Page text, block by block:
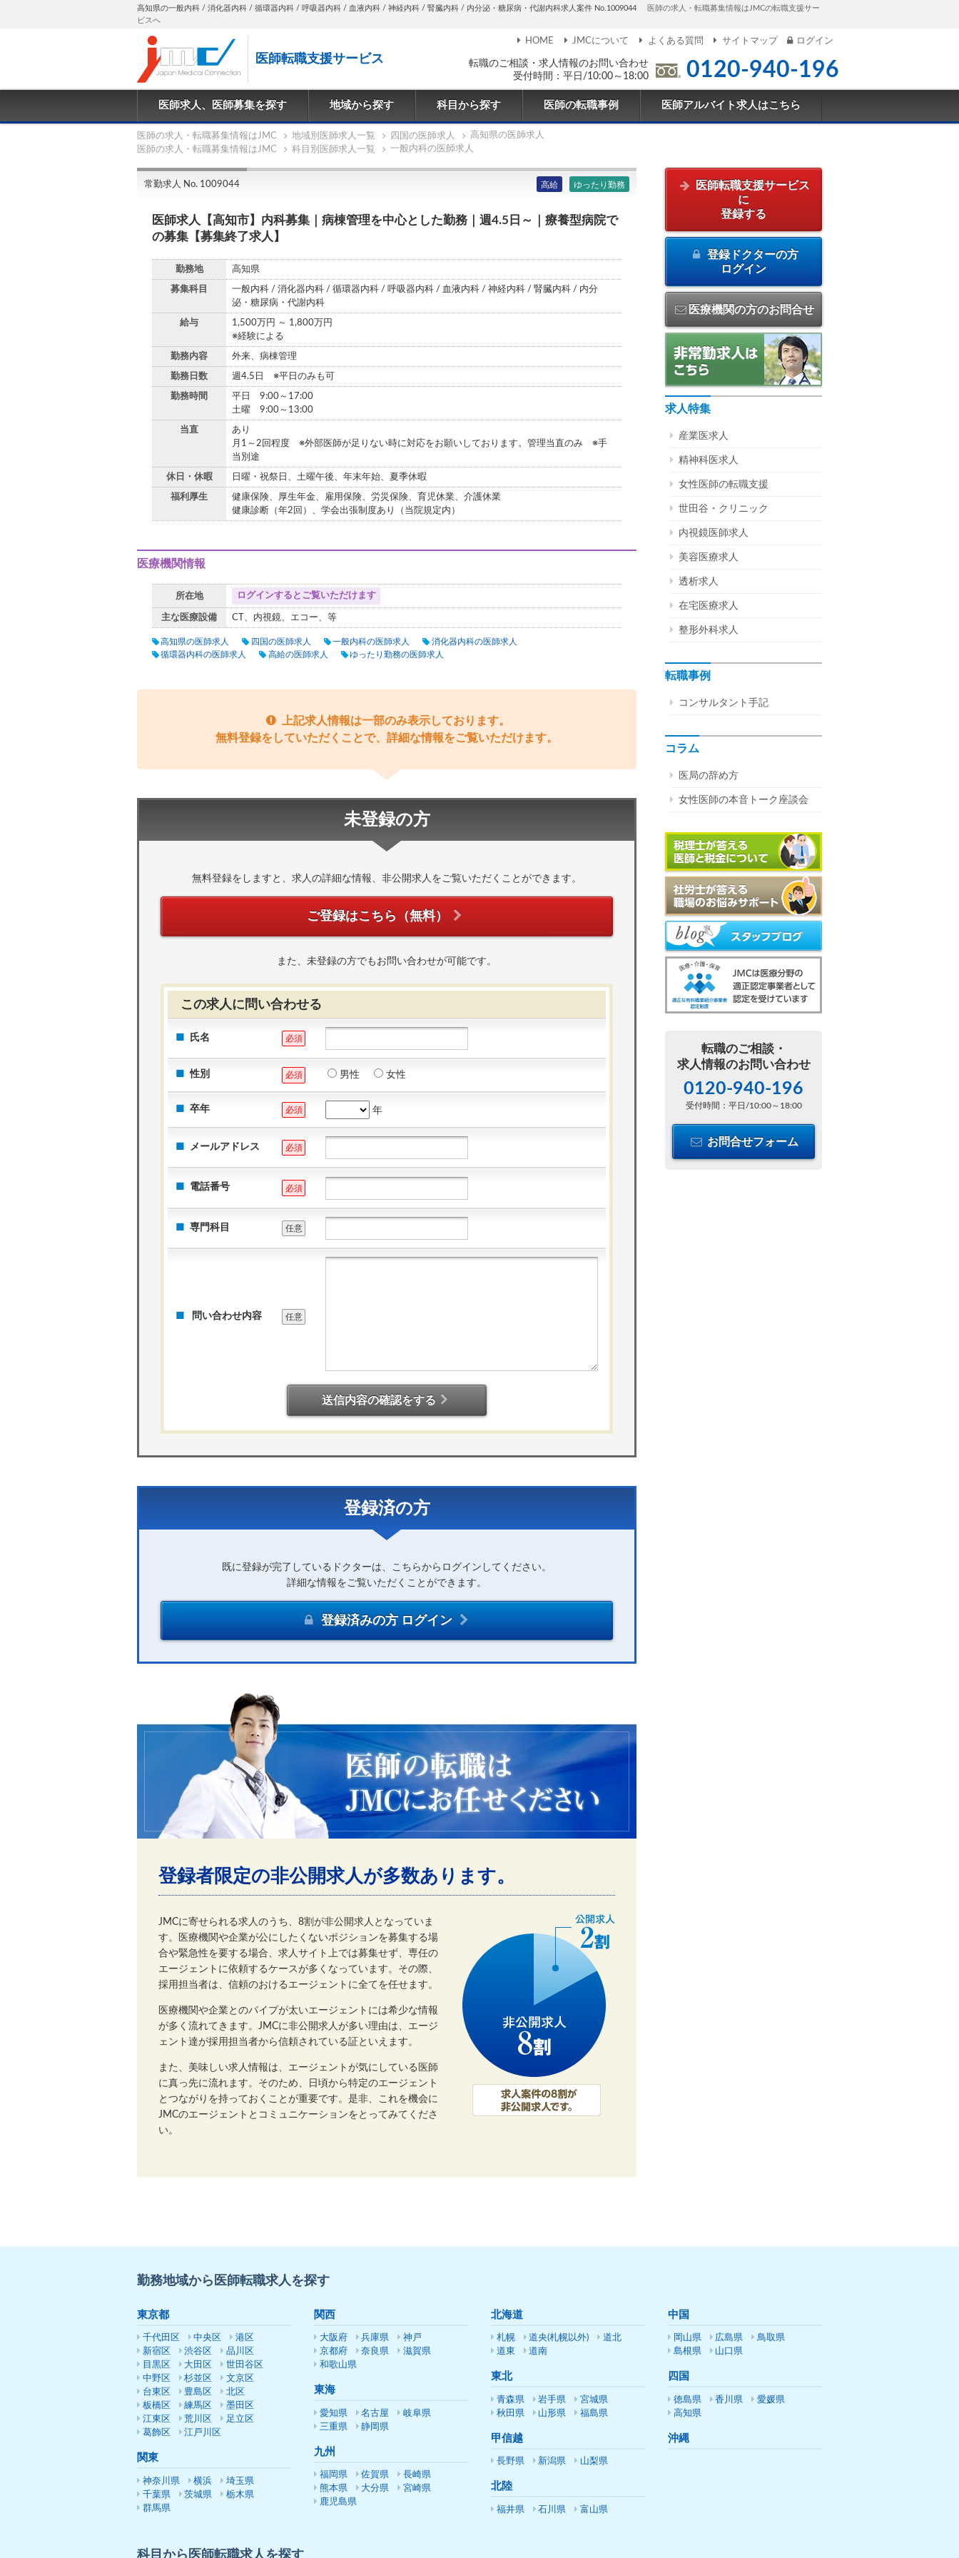
高知県の一般内科 / 消化器内科 / 循環器内科 / 呼吸器内科 / 血液内科 / 神経内科 / 腎臓内科 / 内分泌・糖尿病・代謝内科求人案件 No.1009044
医師の求人・転職募集情報はJMCの転職支援サー
ビスへ
医師転職支援サービス
転職のご相談・求人情報のお問い合わせ
受付時間：平日/10:00～18:00
0120-940-196
HOME JMCについて よくある質問 サイトマップ ログイン
医師求人、医師募集を探す 地域から探す 科目から探す 医師の転職事例 医師アルバイト求人はこちら
医師の求人・転職募集情報はJMC 地域別医師求人一覧 四国の医師求人
高知県の医師求人
医師の求人・転職募集情報はJMC
科目別医師求人一覧 一般内科の医師求人
常勤求人 No. 1009044 高給 ゆったり勤務
医師求人【高知市】内科募集｜病棟管理を中心とした勤務｜週4.5日～｜療養型病院で
の募集【募集終了求人】
勤務地 高知県
募集科目
一般内科 / 消化器内科 / 循環器内科 / 呼吸器内科 / 血液内科 / 神経内科 / 腎臓内科 / 内分
泌・糖尿病・代謝内科
給与
1,500万円 ～ 1,800万円
※経験による
勤務内容 外来、病棟管理
勤務日数 週4.5日 ※平日のみも可
勤務時間
平日 9:00～17:00
土曜 9:00～13:00
当直
あり
月1～2回程度 ※外部医師が足りない時に対応をお願いしております。管理当直のみ ※手
当別途
休日・休暇 日曜・祝祭日、土曜午後、年末年始、夏季休暇
福利厚生
健康保険、厚生年金、雇用保険、労災保険、育児休業、介護休業
健康診断（年2回）、学会出張制度あり（当院規定内）
医療機関情報
所在地 ログインするとご覧いただけます
主な医療設備 CT、内視鏡、エコー、等
高知県の医師求人 四国の医師求人 一般内科の医師求人
消化器内科の医師求人
循環器内科の医師求人
高給の医師求人 ゆったり勤務の医師求人
上記求人情報は一部のみ表示しております。
無料登録をしていただくことで、詳細な情報をご覧いただけます。
未登録の方
無料登録をしますと、求人の詳細な情報、非公開求人をご覧いただくことができます。
ご登録はこちら（無料）
また、未登録の方でもお問い合わせが可能です。
この求人に問い合わせる
氏名 必須
性別 必須 男性 女性
卒年 必須 年
メールアドレス 必須
電話番号 必須
専門科目 任意
問い合わせ内容 任意
送信内容の確認をする
登録済の方
既に登録が完了しているドクターは、こちらからログインしてください。
詳細な情報をご覧いただくことができます。
登録済みの方 ログイン
登録者限定の非公開求人が多数あります。
JMCに寄せられる求人のうち、8割が非公開求人となっていま
す。医療機関や企業が公にしたくないポジションを募集する場
合や緊急性を要する場合、求人サイト上では募集せず、専任の
エージェントに依頼するケースが多くなっています。その際、
採用担当者は、信頼のおけるエージェントに全てを任せます。
医療機関や企業とのパイプが太いエージェントには希少な情報
が多く流れてきます。JMCに非公開求人が多い理由は、エージ
ェント達が採用担当者から信頼されている証といえます。
また、美味しい求人情報は、エージェントが気にしている医師
に真っ先に流れます。そのため、日頃から特定のエージェント
とつながりを持っておくことが重要です。是非、これを機会に
JMCのエージェントとコミュニケーションをとってみてくださ
い。
医師転職支援サービス
に
登録する
登録ドクターの方
ログイン
医療機関の方のお問合せ
求人特集
産業医求人
精神科医求人
女性医師の転職支援
世田谷・クリニック
内視鏡医師求人
美容医療求人
透析求人
在宅医療求人
整形外科求人
転職事例
コンサルタント手記
コラム
医局の辞め方
女性医師の本音トーク座談会
転職のご相談・
求人情報のお問い合わせ
0120-940-196
受付時間：平日/10:00～18:00
お問合せフォーム
勤務地域から医師転職求人を探す
東京都
千代田区 中央区
港区
新宿区
渋谷区
品川区
目黒区
大田区
世田谷区
中野区
杉並区
文京区
台東区
豊島区
北区
板橋区
練馬区
墨田区
江東区
荒川区
足立区
葛飾区
江戸川区
関東
神奈川県 横浜
埼玉県
千葉県
茨城県
栃木県
群馬県
関西
大阪府 兵庫県
神戸
京都府
奈良県
滋賀県
和歌山県
東海
愛知県 名古屋
岐阜県
三重県
静岡県
九州
福岡県 佐賀県
長崎県
熊本県
大分県
宮崎県
鹿児島県
北海道
札幌 道央(札幌以外)
道北
道東
道南
東北
青森県 岩手県
宮城県
秋田県
山形県 福島県
甲信越
長野県 新潟県 山梨県
北陸
福井県 石川県 富山県
中国
岡山県 広島県
鳥取県
島根県
山口県
四国
徳島県 香川県
愛媛県
高知県
沖縄
科目から医師転職求人を探す